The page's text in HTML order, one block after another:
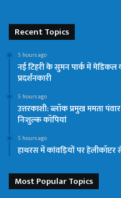
Recent Topics
5 hours ago
नई टिहरी के सुमन पार्क में
प्रदर्शनकारी
5 hours ago
उत्तरकाशी: ब्लॉक प्रमुख ममता
निःशुल्क कॉपियां
5 hours ago
हाथरस में कांवड़ियों पर हेलीकॉप्टर
Most Popular Topics